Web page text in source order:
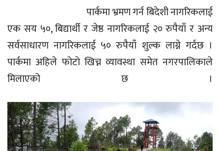
पार्कमा भ्रमण गर्न बिदेशी नागरिकलाई
एक सय ५०, बिद्यार्थी र जेष्ठ नागरिकलाई २० रुपैयाँ र अन्य
सर्वसाधारण नागरिकलाई ५० रुपैयाँ शुल्क लाग्ने गर्दछ ।
पार्कमा अहिले फाेटाे खिच्न व्यावस्था समेत नगरपालिकाले
मिलाएको छ ।